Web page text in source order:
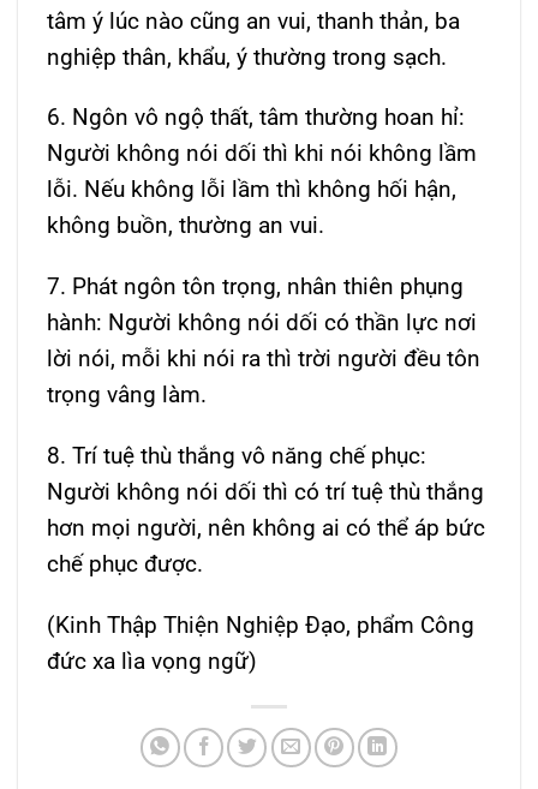
tâm ý lúc nào cũng an vui, thanh thản, ba
nghiệp thân, khẩu, ý thường trong sạch.
6. Ngôn vô ngộ thất, tâm thường hoan hỉ:
Người không nói dối thì khi nói không lầm
lỗi. Nếu không lỗi lầm thì không hối hận,
không buồn, thường an vui.
7. Phát ngôn tôn trọng, nhân thiên phụng
hành: Người không nói dối có thần lực nơi
lời nói, mỗi khi nói ra thì trời người đều tôn
trọng vâng làm.
8. Trí tuệ thù thắng vô năng chế phục:
Người không nói dối thì có trí tuệ thù thắng
hơn mọi người, nên không ai có thể áp bức
chế phục được.
(Kinh Thập Thiện Nghiệp Đạo, phẩm Công
đức xa lìa vọng ngữ)